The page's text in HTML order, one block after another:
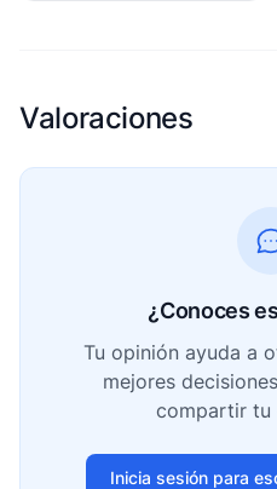
Valoraciones
¿Conoces
Tu opinión ayuda a
mejores
compartir tu
Inicia sesión para